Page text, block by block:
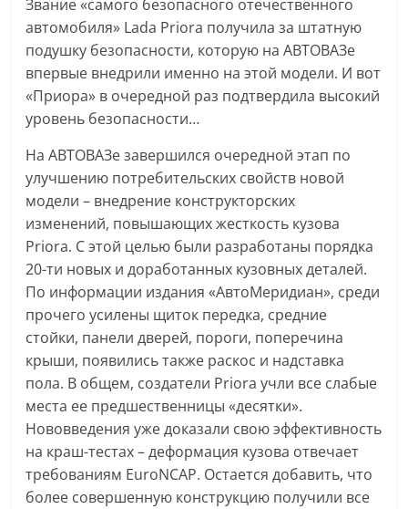
Звание «самого безопасного отечественного
автомобиля» Lada Priora получила за штатную
подушку безопасности, которую на АВТОВАЗе
впервые внедрили именно на этой модели. И вот
«Приора» в очередной раз подтвердила высокий
уровень безопасности…
На АВТОВАЗе завершился очередной этап по
улучшению потребительских свойств новой
модели – внедрение конструкторских
изменений, повышающих жесткость кузова
Priora. С этой целью были разработаны порядка
20-ти новых и доработанных кузовных деталей.
По информации издания «АвтоМеридиан», среди
прочего усилены щиток передка, средние
стойки, панели дверей, пороги, поперечина
крыши, появились также раскос и надставка
пола. В общем, создатели Priora учли все слабые
места ее предшественницы «десятки».
Нововведения уже доказали свою эффективность
на краш-тестах – деформация кузова отвечает
требованиям EuroNCAP. Остается добавить, что
более совершенную конструкцию получили все